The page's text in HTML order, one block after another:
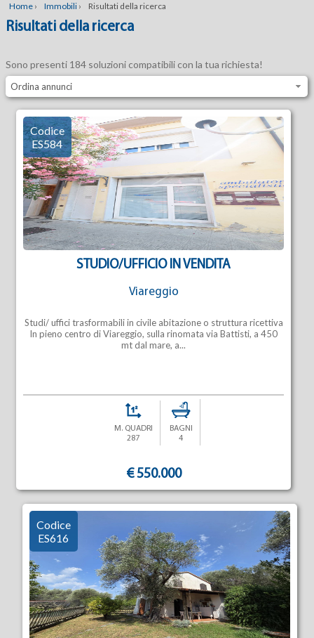
Home › Immobili › Risultati della ricerca
Risultati della ricerca
Sono presenti 184 soluzioni compatibili con la tua richiesta!
Ordina annunci
STUDIO/UFFICIO IN VENDITA
Viareggio
Codice
ES584
Studi/ uffici trasformabili in civile abitazione o struttura ricettiva
In pieno centro di Viareggio, sulla rinomata via Battisti, a 450
mt dal mare, a...
M. QUADRI
287
BAGNI
4
€ 550.000
Codice
ES616